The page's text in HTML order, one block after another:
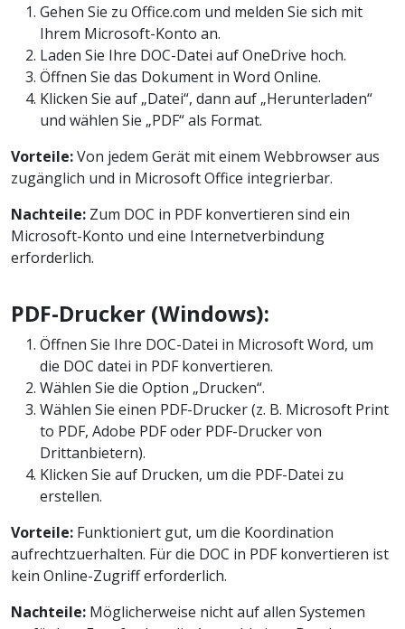
Gehen Sie zu Office.com und melden Sie sich mit
Ihrem Microsoft-Konto an.
Laden Sie Ihre DOC-Datei auf OneDrive hoch.
Öffnen Sie das Dokument in Word Online.
Klicken Sie auf „Datei“, dann auf „Herunterladen“
und wählen Sie „PDF“ als Format.
Vorteile:Von jedem Gerät mit einem Webbrowser aus
zugänglich und in Microsoft Office integrierbar.
Nachteile: Zum DOC in PDF konvertieren sind ein
Microsoft-Konto und eine Internetverbindung
erforderlich.
PDF-Drucker (Windows):
Öffnen Sie Ihre DOC-Datei in Microsoft Word, um
die DOC datei in PDF konvertieren.
Wählen Sie die Option „Drucken“.
Wählen Sie einen PDF-Drucker (z. B. Microsoft Print
to PDF, Adobe PDF oder PDF-Drucker von
Drittanbietern).
Klicken Sie auf Drucken, um die PDF-Datei zu
erstellen.
Vorteile: Funktioniert gut, um die Koordination
aufrechtzuerhalten. Für die DOC in PDF konvertieren ist
kein Online-Zugriff erforderlich.
Nachteile: Möglicherweise nicht auf allen Systemen